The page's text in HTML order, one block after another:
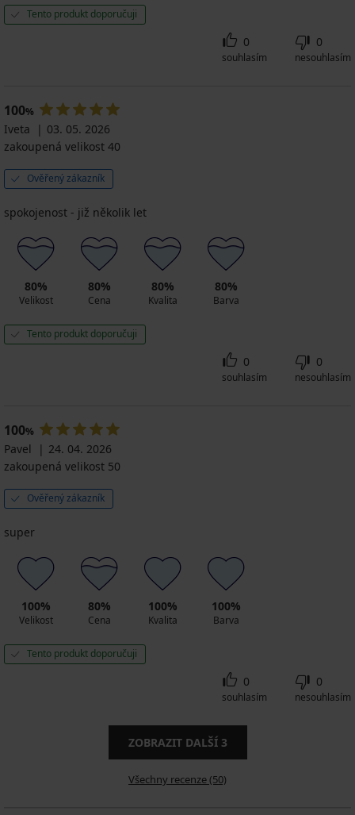
Tento produkt doporučuji
0
souhlasím
0
nesouhlasím
100%
Iveta
03. 05. 2026
zakoupená velikost 40
Ověřený zákazník
spokojenost - již několik let
80%
Velikost
80%
Cena
80%
Kvalita
80%
Barva
Tento produkt doporučuji
0
souhlasím
0
nesouhlasím
100%
Pavel
24. 04. 2026
zakoupená velikost 50
Ověřený zákazník
super
100%
Velikost
80%
Cena
100%
Kvalita
100%
Barva
Tento produkt doporučuji
0
souhlasím
0
nesouhlasím
ZOBRAZIT DALŠÍ 3
Všechny recenze (50)